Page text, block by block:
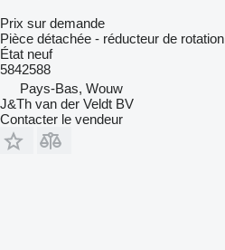
Prix sur demande
Pièce détachée - réducteur de rotation
État neuf
5842588
Pays-Bas, Wouw
J&Th van der Veldt BV
Contacter le vendeur